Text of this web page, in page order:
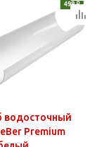
водосточный
Premium